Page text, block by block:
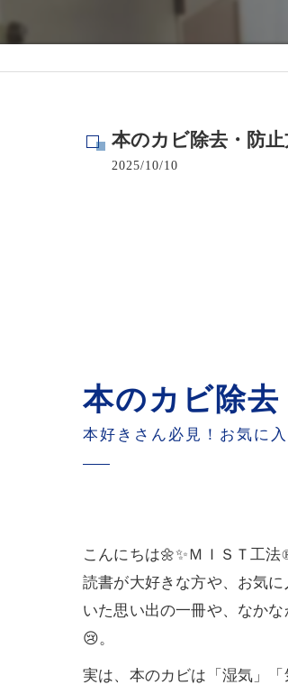
病院･クリニックのカビ
本のカビ除去・防
2025/10/10
本のカビ除
本好きさん必見！お気に
こんにちは🌼✨ＭＩＳＴ工
読書が大好きな方や、お気
いた思い出の一冊や、なか
😢。
実は、本のカビは「湿気」